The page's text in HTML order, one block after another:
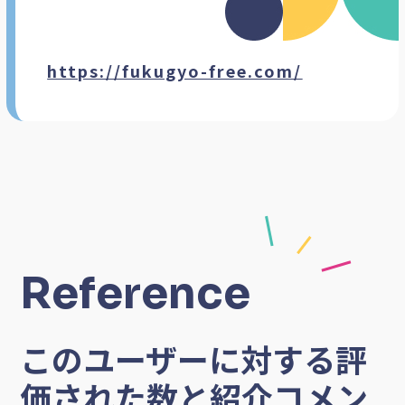
https://fukugyo-free.com/
Reference
このユーザーに対する評